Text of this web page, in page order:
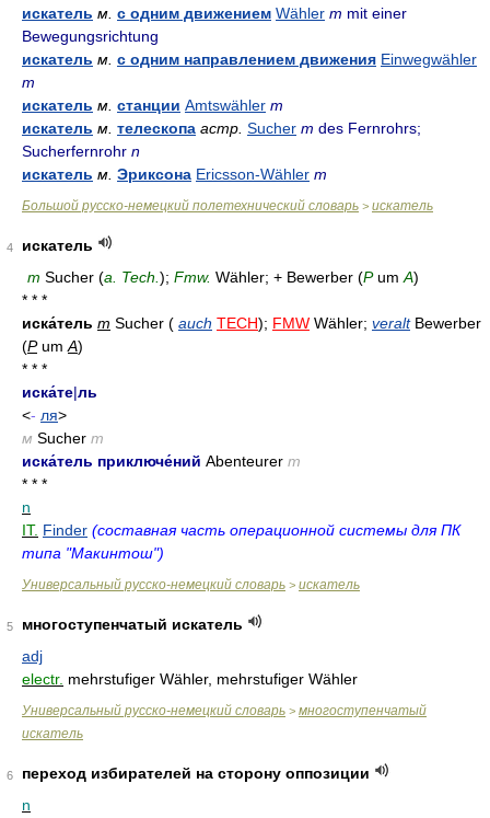
искатель м. с одним движением Wähler m mit einer
Bewegungsrichtung
искатель м. с одним направлением движения Einwegwähler
m
искатель м. станции Amtswähler m
искатель м. телескопа астр. Sucher m des Fernrohrs;
Sucherfernrohr n
искатель м. Эриксона Ericsson-Wähler m
Большой русско-немецкий полетехнический словарь > искатель
4
искатель
m Sucher (a. Tech. ); Fmw. Wähler; + Bewerber (Р um A)
* * *
иска́тель m Sucher ( auch TECH); FMW Wähler; veraltBewerber
(Рum A)
* * *
иска́те|ль
<- ля>
м Sucher m
иска́тель приключе́ний Abenteurer m
* * *
n
IT. Finder (составная часть операционной системы для ПК
типа "Макинтош")
Универсальный русско-немецкий словарь > искатель
5
многоступенчатый искатель
adj
electr. mehrstufiger Wähler, mehrstufiger Wähler
Универсальный русско-немецкий словарь > многоступенчатый
искатель
6
переход избирателей на сторону оппозиции
n